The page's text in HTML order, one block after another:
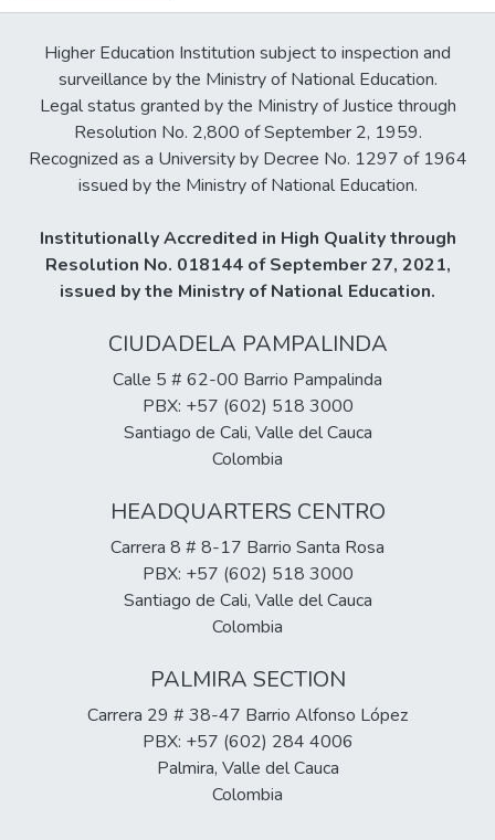
Higher Education Institution subject to inspection and
surveillance by the Ministry of National Education.
Legal status granted by the Ministry of Justice through
Resolution No. 2,800 of September 2, 1959.
Recognized as a University by Decree No. 1297 of 1964
issued by the Ministry of National Education.
Institutionally Accredited in High Quality through
Resolution No. 018144 of September 27, 2021,
issued by the Ministry of National Education.
CIUDADELA PAMPALINDA
Calle 5 # 62-00 Barrio Pampalinda
PBX: +57 (602) 518 3000
Santiago de Cali, Valle del Cauca
Colombia
HEADQUARTERS CENTRO
Carrera 8 # 8-17 Barrio Santa Rosa
PBX: +57 (602) 518 3000
Santiago de Cali, Valle del Cauca
Colombia
PALMIRA SECTION
Carrera 29 # 38-47 Barrio Alfonso López
PBX: +57 (602) 284 4006
Palmira, Valle del Cauca
Colombia